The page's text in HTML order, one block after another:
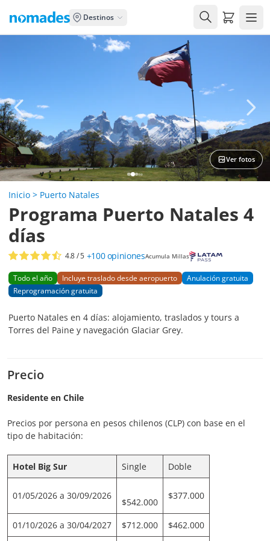
Destinos Carrito
Ver fotos
Inicio > Puerto Natales
Programa Puerto Natales 4
días
4.8/ 5 +100 opinionesAcumula Millas
Todo el año Incluye traslado desde aeropuerto
Anulación gratuita
Reprogramación gratuita
Puerto Natales en 4 días: alojamiento, traslados y tours a
Torres del Paine y navegación Glaciar Grey.
Precio
Residente en Chile
Precios por persona en pesos chilenos (CLP) con base en el
tipo de habitación:
Hotel Big Sur Single Doble
01/05/2026 a 30/09/2026
$542.000
$377.000
01/10/2026 a 30/04/2027 $712.000 $462.000